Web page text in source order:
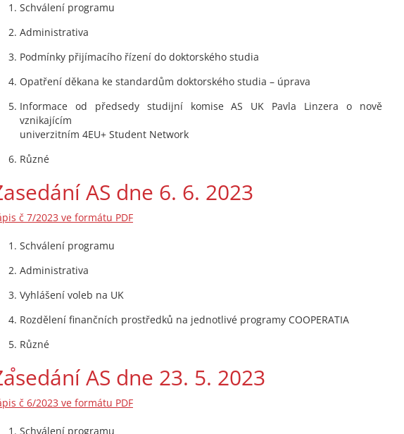
Schválení programu
Administrativa
Podmínky přijímacího řízení do doktorského studia
Opatření děkana ke standardům doktorského studia – úprava
Informace od předsedy studijní komise AS UK Pavla Linzera o nově
vznikajícím
univerzitním 4EU+ Student Network
Různé
AS dne 6. 6. 2023
č 7/2023 ve formátu PDF
Schválení programu
Administrativa
Vyhlášení voleb na UK
Rozdělení finančních prostředků na jednotlivé programy COOPERATIA
Různé
AS dne 23. 5. 2023
č 6/2023 ve formátu PDF
Schválení programu